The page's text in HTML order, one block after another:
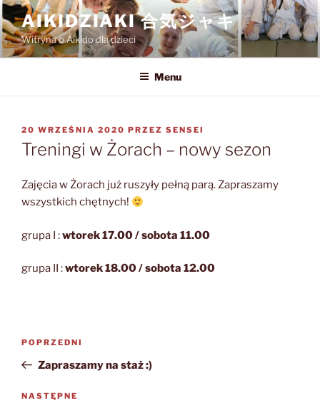
Przejdź
do
treści
AIKIDZIAKI 合気ジャキ
Witryna o Aikido dla dzieci
Menu
OPUBLIKOWANE
W
20 WRZEŚNIA 2020 PRZEZ SENSEI
Treningi w Żorach – nowy sezon
Zajęcia w Żorach już ruszyły pełną parą. Zapraszamy
wszystkich chętnych!
grupa I :wtorek 17.00 / sobota 11.00
grupa II :wtorek 18.00 / sobota 12.00
Poprzedni
wpis
POPRZEDNI
Zapraszamy na staż :)
Następny
NASTĘPNE